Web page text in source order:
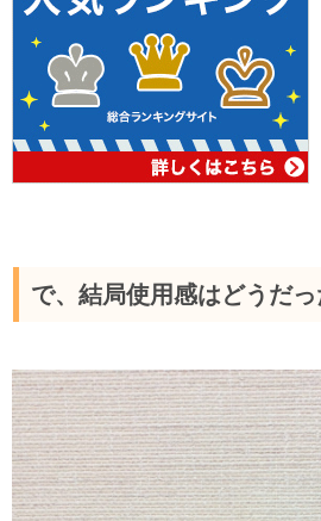
で、結局使用感はどうだっ